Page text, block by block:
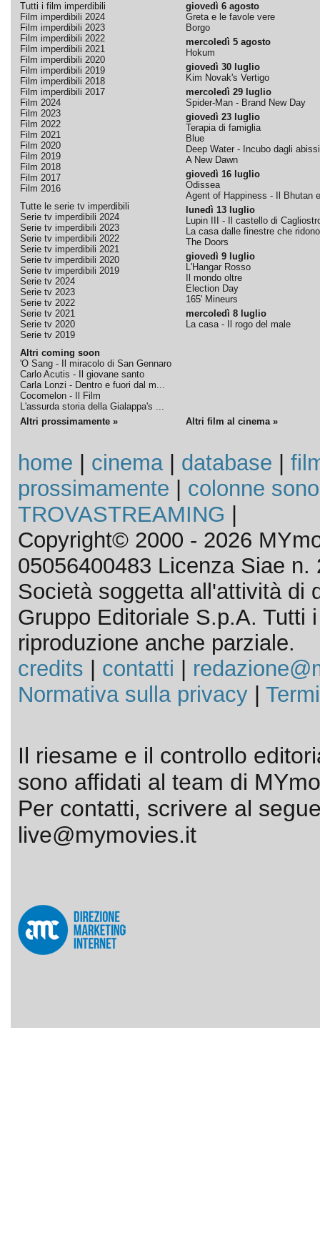
Tutti i film imperdibili
Film imperdibili 2024
Film imperdibili 2023
Film imperdibili 2022
Film imperdibili 2021
Film imperdibili 2020
Film imperdibili 2019
Film imperdibili 2018
Film imperdibili 2017
Film 2024
Film 2023
Film 2022
Film 2021
Film 2020
Film 2019
Film 2018
Film 2017
Film 2016
Tutte le serie tv imperdibili
Serie tv imperdibili 2024
Serie tv imperdibili 2023
Serie tv imperdibili 2022
Serie tv imperdibili 2021
Serie tv imperdibili 2020
Serie tv imperdibili 2019
Serie tv 2024
Serie tv 2023
Serie tv 2022
Serie tv 2021
Serie tv 2020
Serie tv 2019
Altri coming soon
'O Sang - Il miracolo di San Gennaro
Carlo Acutis - Il giovane santo
Carla Lonzi - Dentro e fuori dal m...
Cocomelon - Il Film
L'assurda storia della Gialappa's ...
giovedì 6 agosto
Greta e le favole vere
Borgo
mercoledì 5 agosto
Hokum
giovedì 30 luglio
Kim Novak's Vertigo
mercoledì 29 luglio
Spider-Man - Brand New Day
giovedì 23 luglio
Terapia di famiglia
Blue
Deep Water - Incubo dagli abissi
A New Dawn
giovedì 16 luglio
Odissea
Agent of Happiness - Il Bhutan
lunedì 13 luglio
Lupin III - Il castello di
La casa dalle finestre che ridono
The Doors
giovedì 9 luglio
L'Hangar Rosso
Il mondo oltre
Election Day
165' Mineurs
mercoledì 8 luglio
La casa - Il rogo del male
Altri prossimamente » Altri film al cinema »
home cinema| database
prossimamente
colonne
TROVASTREAMING
Copyright© 2000 - 2026
05056400483 Licenza Siae n.
Società soggetta all'attività di
Gruppo Editoriale S.p.A. Tutti
riproduzione anche parziale.
credits
contatti
Normativa sulla privacy|
Il riesame e il controllo
sono affidati al team di
Per contatti, scrivere al
live@mymovies.it